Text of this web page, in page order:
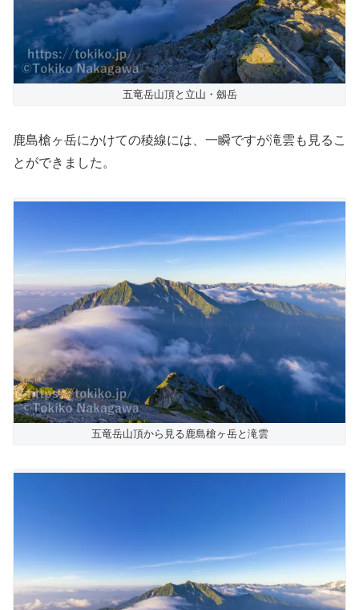
五竜岳山頂と立山・劔岳
鹿島槍ヶ岳にかけての稜線には、一瞬ですが滝雲も見るこ
とができました。
五竜岳山頂から見る鹿島槍ヶ岳と滝雲